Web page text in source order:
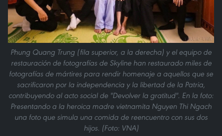
Phung Quang Trung (fila superior, a la derecha) y el equipo de
restauración de fotografías de Skyline han restaurado miles de
fotografías de mártires para rendir homenaje a aquellos que se
sacrificaron por la independencia y la libertad de la Patria,
contribuyendo al acto social de "Devolver la gratitud". En la foto:
Presentando a la heroica madre vietnamita Nguyen Thi Ngach
una foto que simula una comida de reencuentro con sus dos
hijos. (Foto: VNA)